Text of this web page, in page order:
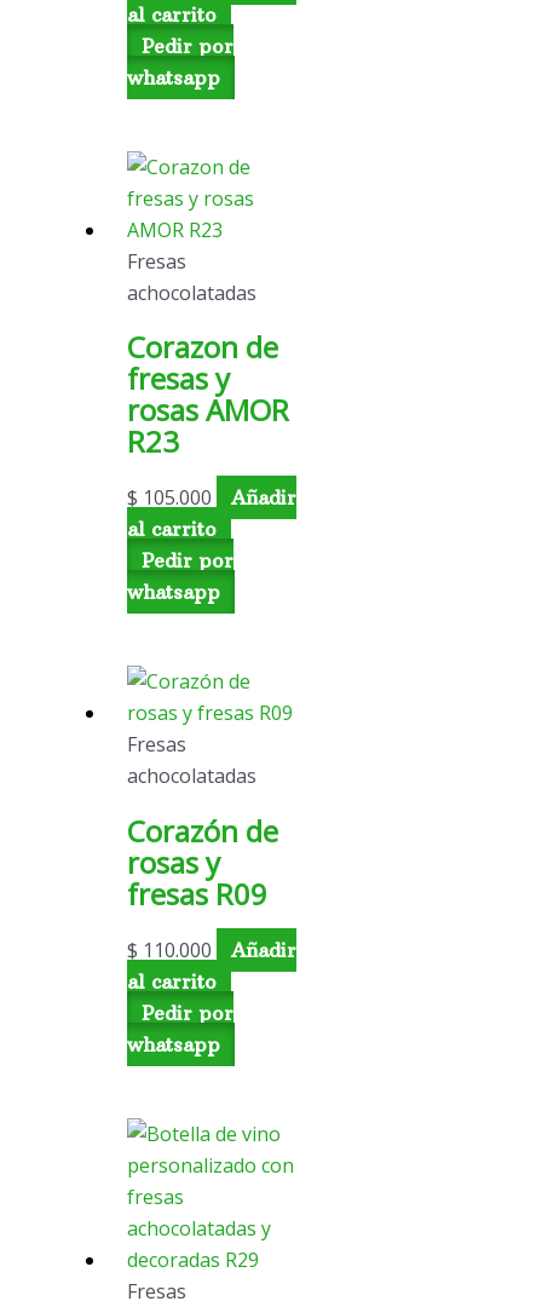
al carrito
Pedir por
whatsapp
Fresas
achocolatadas
Corazon de
fresas y
rosas AMOR
R23
$ 105.000
Añadir
al carrito
Pedir por
whatsapp
Fresas
achocolatadas
Corazón de
rosas y
fresas R09
$ 110.000
Añadir
al carrito
Pedir por
whatsapp
Fresas